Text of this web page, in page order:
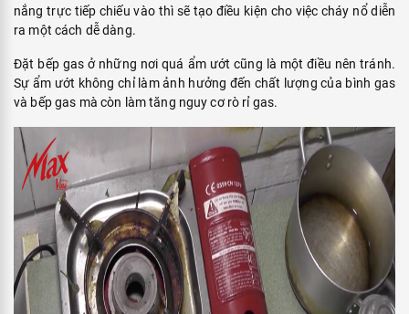
nắng trực tiếp chiếu vào thì sẽ tạo điều kiện cho việc cháy nổ diễn
ra một cách dễ dàng.
Đặt bếp gas ở những nơi quá ẩm ướt cũng là một điều nên tránh.
Sự ẩm ướt không chỉ làm ảnh hưởng đến chất lượng của bình gas
và bếp gas mà còn làm tăng nguy cơ rò rỉ gas.